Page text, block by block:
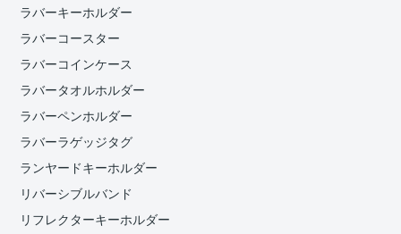
ラバーキーホルダー
ラバーコースター
ラバーコインケース
ラバータオルホルダー
ラバーペンホルダー
ラバーラゲッジタグ
ランヤードキーホルダー
リバーシブルバンド
リフレクターキーホルダー